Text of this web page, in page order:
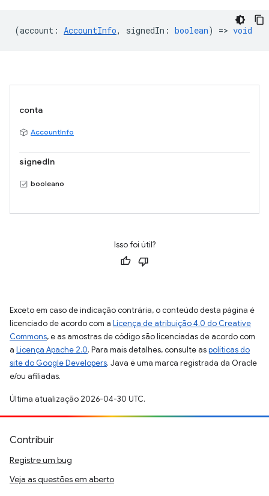
(account : AccountInfo, signedIn : boolean) => void
conta
AccountInfo
signedIn
booleano
Isso foi útil?
Exceto em caso de indicação contrária, o conteúdo desta página é
licenciado de acordo com a Licença de atribuição 4.0 do Creative
Commons, e as amostras de código são licenciadas de acordo com
a Licença Apache 2.0. Para mais detalhes, consulte aspolíticas do
site do Google Developers. Java é uma marca registrada da Oracle
e/ou afiliadas.
Última atualização 2026-04-30 UTC.
Contribuir
Registre um bug
Veja as questões em aberto